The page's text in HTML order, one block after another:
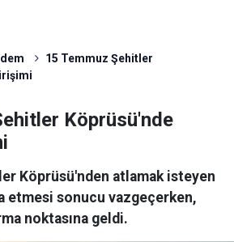
15 Temmuz Şehitler
Köprüsü'nde
Köprüsü'nden atlamak isteyen
etmesi sonucu vazgeçerken,
noktasına geldi.